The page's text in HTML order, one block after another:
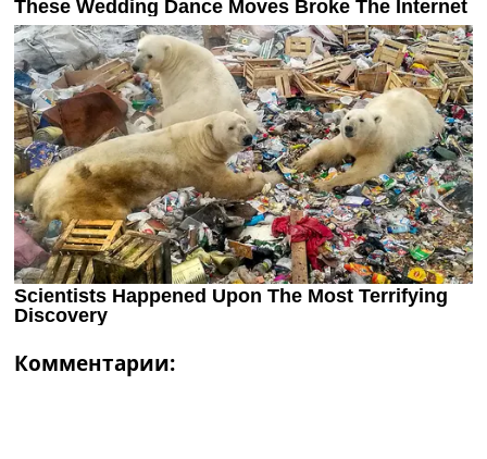
Комментарии: